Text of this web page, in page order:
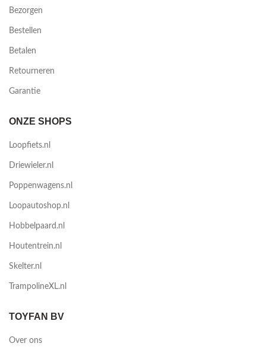
Bezorgen
Bestellen
Betalen
Retourneren
Garantie
ONZE SHOPS
Loopfiets.nl
Driewieler.nl
Poppenwagens.nl
Loopautoshop.nl
Hobbelpaard.nl
Houtentrein.nl
Skelter.nl
TrampolineXL.nl
TOYFAN BV
Over ons